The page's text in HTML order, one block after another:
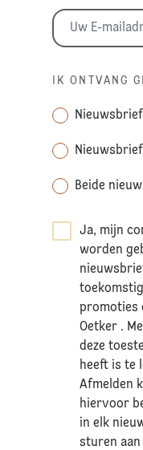
IK ONTVANG
Beide
Ja, mijn
worden
promoties
Oetker .
deze
heeft is te
Afmelden
hiervoor
in elk
sturen